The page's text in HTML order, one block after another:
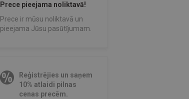
Prece pieejama noliktavā!
Prece ir mūsu noliktavā un
pieejama Jūsu pasūtījumam.
Reģistrējies un saņem
10% atlaidi pilnas
cenas precēm.